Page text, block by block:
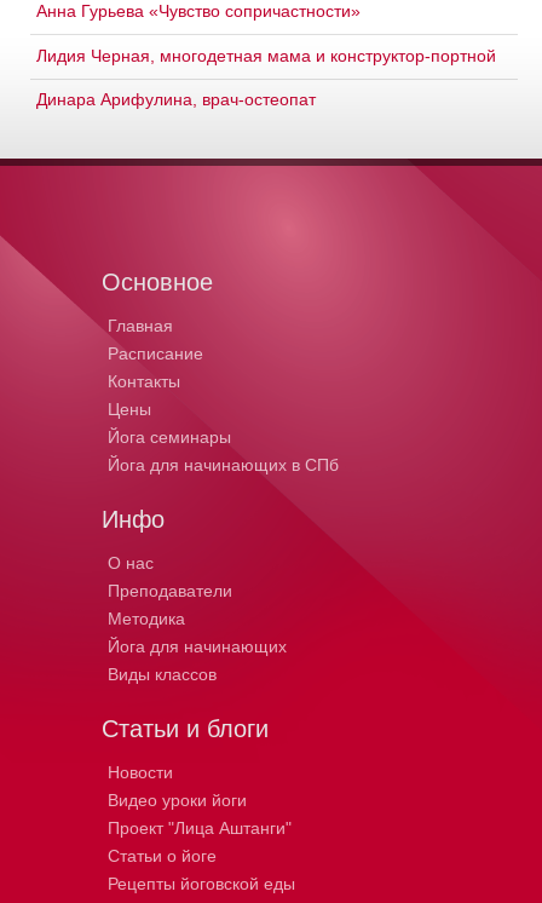
Анна Гурьева «Чувство сопричастности»
Лидия Черная, многодетная мама и конструктор-портной
Динара Арифулина, врач-остеопат
Основное
Главная
Расписание
Контакты
Цены
Йога семинары
Йога для начинающих в СПб
Инфо
О нас
Преподаватели
Методика
Йога для начинающих
Виды классов
Статьи и блоги
Новости
Видео уроки йоги
Проект "Лица Аштанги"
Статьи о йоге
Рецепты йоговской еды